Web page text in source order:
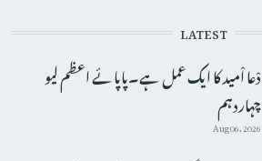
LATEST
دْعا اْمید کا ایک عمل ہے۔پاپائے اعظم لیو
چہاردہم
Aug 06, 2026